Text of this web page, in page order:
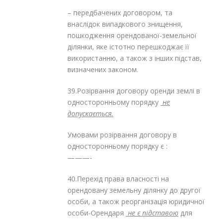
– передбачених договором, та
внаслідок випадкового знищення,
пошкодження орендованої-земельної
ділянки, яке істотно перешкоджає її
використанню, а також з інших підстав,
визначених законом.
39.Розірвання договору оренди землі в
односторонньому порядку не
допускається.
Умовами розірвання договору в
односторонньому порядку є :
———-
40.Перехід права власності на
орендовану земельну ділянку до другої
особи, а також реорганізація юридичної
особи-Орендаря не є підставою для